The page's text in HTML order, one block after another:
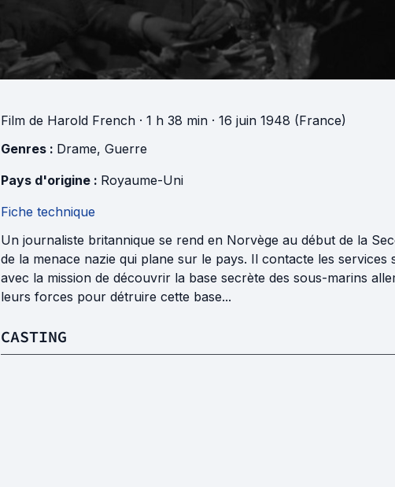
Film de Harold French · 1 h 38 min · 16 juin 1948 (France)
Genres : Drame, Guerre
Pays d'origine : Royaume-Uni
Fiche technique
Un journaliste britannique se rend en Norvège au début de la
de la menace nazie qui plane sur le pays. Il contacte les
avec la mission de découvrir la base secrète des sous-marins
leurs forces pour détruire cette base...
CASTING